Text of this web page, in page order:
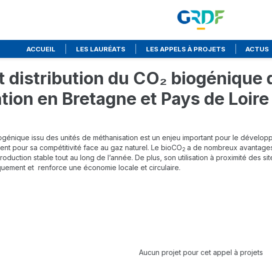
ACCUEIL LES LAURÉATS LES APPELS À PROJETS ACTUS
distribution du CO₂ biogénique
en Bretagne et Pays de Loire
issu des unités de méthanisation est un enjeu important pour le
pour sa compétitivité face au gaz naturel. Le bioCO2 a de nombreux
stable tout au long de l’année. De plus, son utilisation à proximité des
et renforce une économie locale et circulaire.
Aucun projet pour cet appel à projets